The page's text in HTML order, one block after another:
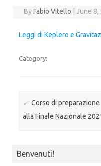
ByFabio Vitello June 8,
Leggi di Keplero e
Category:
Post navigation
← Corso di preparazione
alla Finale Nazionale
Benvenuti!